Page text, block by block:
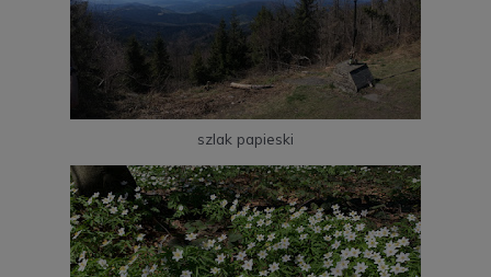
szlak papieski